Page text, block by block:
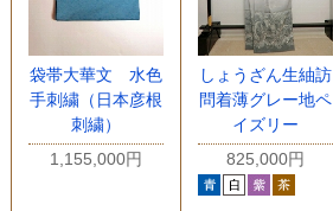
袋帯大華文 水色
手刺繍（日本彦根
刺繍）
1,155,000円
しょうざん生紬訪
問着薄グレー地ペ
イズリー
825,000円